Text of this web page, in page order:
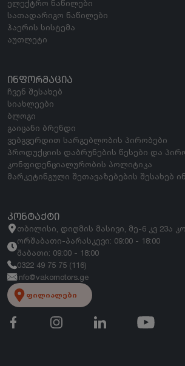
ელექტრო ნაწილები
სათადარიგო ნაწილები
ჰაერის სისტემა
აუთლეტი
ᲘᲜᲤᲝᲠᲛᲐᲪᲘᲐ
ჩვენ შესახებ
სიახლეები
ბლოგი
გაიცანი ბრენდი
ვებგვერდით სარგებლობის პირობები
პროდუქციის დაბრუნების წესები და
კონფიდენციალურობის პოლიტიკა
მარკეტინგული შეთავაზებების შესახებ
ᲙᲝᲜᲢᲐᲥᲢᲘ
თბილისი, დიღმის მასივი, მე-6 კვ 23ა
ორშაბათი-პარასკევი: 09:00 - 18:00
შაბათი: 09:00 - 18:00
0322 49 75 75 (116)
info@vakomotors.ge
ფილიალები